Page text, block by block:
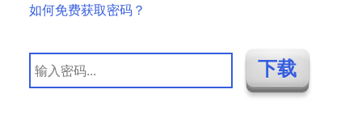
如何免费获取密码？